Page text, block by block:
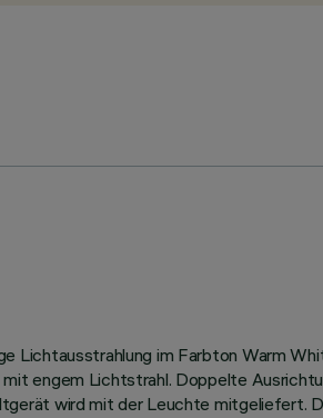
im Farbton Warm
engem Lichtstrahl. Doppelte
wird mit der Leuchte